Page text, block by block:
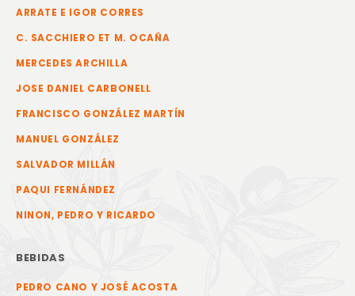
ARRATE E IGOR CORRES
C. SACCHIERO ET M. OCAÑA
MERCEDES ARCHILLA
JOSE DANIEL CARBONELL
FRANCISCO GONZÁLEZ MARTÍN
MANUEL GONZÁLEZ
SALVADOR MILLÁN
PAQUI FERNÁNDEZ
NINON, PEDRO Y RICARDO
BEBIDAS
PEDRO CANO Y JOSÉ ACOSTA